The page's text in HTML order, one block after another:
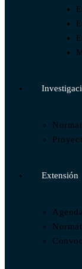
Extensión